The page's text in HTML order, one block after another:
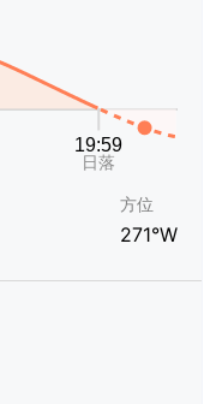
方位
271°W